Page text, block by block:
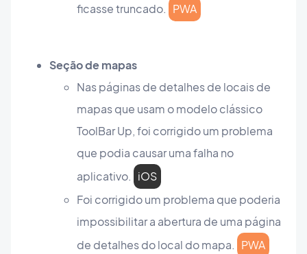
ficasse truncado. PWA
Seção de mapas
Nas páginas de detalhes de locais de
mapas que usam o modelo clássico
ToolBar Up, foi corrigido um problema
que podia causar uma falha no
aplicativo. iOS
Foi corrigido um problema que poderia
impossibilitar a abertura de uma página
de detalhes do local do mapa. PWA